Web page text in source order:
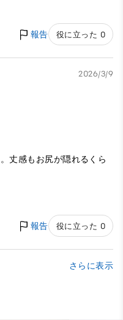
報告 役に立った 0
2026/3/9
丈感もお尻が隠れるくら
報告 役に立った 0
さらに表示